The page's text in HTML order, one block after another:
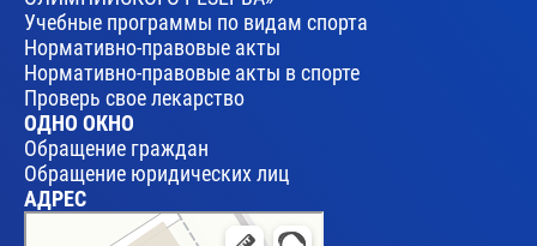
Учебные программы по видам спорта
Нормативно-правовые акты
Нормативно-правовые акты в спорте
Проверь свое лекарство
ОДНО ОКНО
Обращение граждан
Обращение юридических лиц
АДРЕС
Брест
Улица Леваневского, 17 — Яндекс Карты